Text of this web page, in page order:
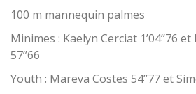
100 m mannequin palmes
Minimes : Kaelyn Cerciat 1’04’’76
57’’66
Youth : Mareva Costes 54’’77 et